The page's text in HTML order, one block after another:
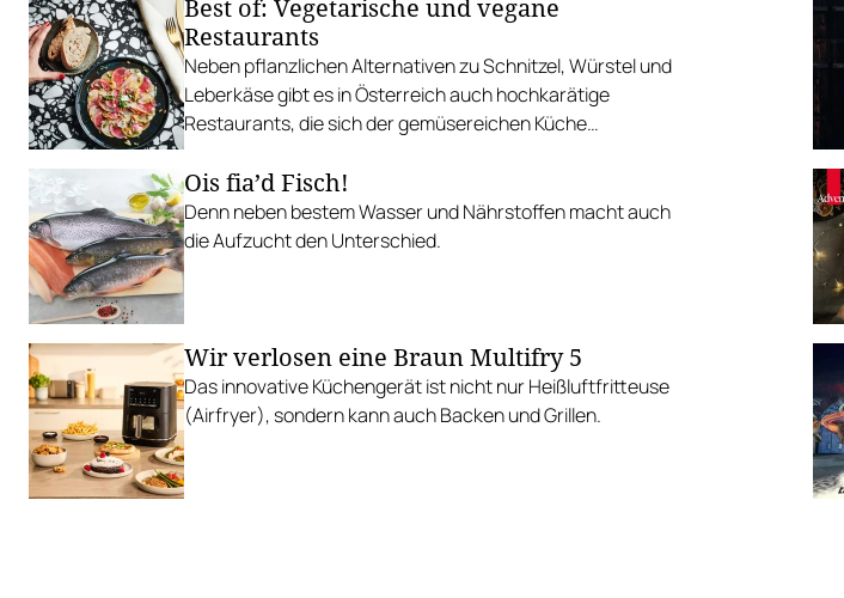
Best of: Vegetarische und vegane
Restaurants
Neben pflanzlichen Alternativen zu Schnitzel, Würstel und
Leberkäse gibt es in Österreich auch hochkarätige
Restaurants, die sich der gemüsereichen Küche
am 1. November stellen wir die Besten vor.
Ois fia’d Fisch!
Denn neben bestem Wasser und Nährstoffen macht auch
die Aufzucht den Unterschied.
Wir verlosen eine Braun Multifry 5
Das innovative Küchengerät ist nicht nur Heißluftfritteuse
(Airfryer), sondern kann auch Backen und Grillen.